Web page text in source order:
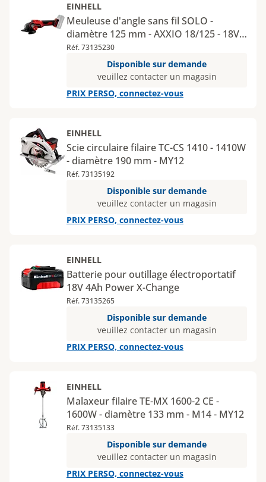
EINHELL
Meuleuse d'angle sans fil SOLO -
diamètre 125 mm - AXXIO 18/125 - 18V -
MY12
Réf. 73135230
Disponible sur demande
veuillez contacter un magasin
PRIX PERSO, connectez-vous
EINHELL
Scie circulaire filaire TC-CS 1410 - 1410W
- diamètre 190 mm - MY12
Réf. 73135192
Disponible sur demande
veuillez contacter un magasin
PRIX PERSO, connectez-vous
EINHELL
Batterie pour outillage électroportatif
18V 4Ah Power X-Change
Réf. 73135265
Disponible sur demande
veuillez contacter un magasin
PRIX PERSO, connectez-vous
EINHELL
Malaxeur filaire TE-MX 1600-2 CE -
1600W - diamètre 133 mm - M14 - MY12
Réf. 73135133
Disponible sur demande
veuillez contacter un magasin
PRIX PERSO, connectez-vous